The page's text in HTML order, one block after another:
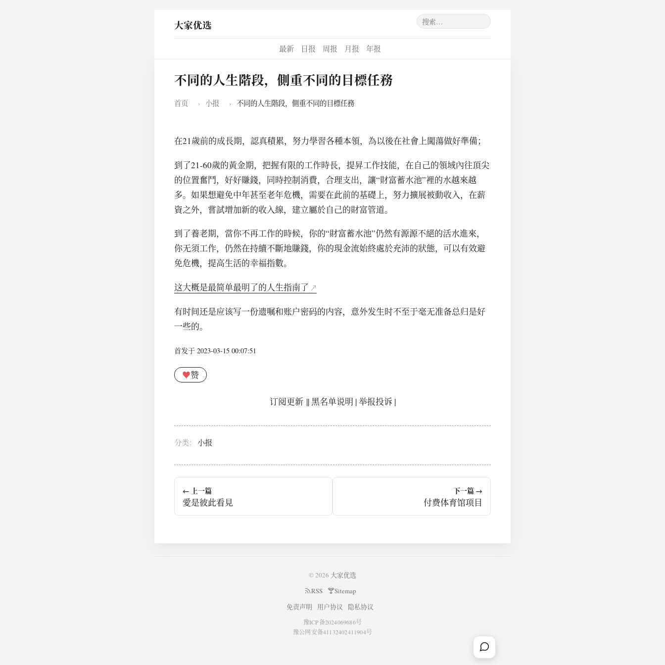
大家优选
最新 日报 周报 月报 年报
不同的人生階段，側重不同的目標任務
首页 › 小报 › 不同的人生階段，側重不同的目標任務
在21歲前的成長期，認真積累，努力學習各種本領，為以後在社會上闖蕩做好準備；
到了21-60歲的黃金期，把握有限的工作時長，提昇工作技能，在自己的領域內往頂尖
的位置奮鬥，好好賺錢，同時控制消費，合理支出，讓“財富蓄水池”裡的水越來越
多。如果想避免中年甚至老年危機，需要在此前的基礎上，努力擴展被動收入，在薪
資之外，嘗試增加新的收入線，建立屬於自己的財富管道。
到了養老期，當你不再工作的時候，你的“財富蓄水池”仍然有源源不絕的活水進來，
你无須工作，仍然在持續不斷地賺錢，你的現金流始終處於充沛的狀態，可以有效避
免危機，提高生活的幸福指數。
这大概是最简单最明了的人生指南了
有时间还是应该写一份遗嘱和账户密码的内容，意外发生时不至于毫无准备总归是好
一些的。
首发于 2023-03-15 00:07:51
♥赞
订阅更新||黑名单说明 |举报投诉 |
分类： 小报
← 上一篇
愛是彼此看見
下一篇 →
付费体育馆项目
© 2026 大家优选
RSS
Sitemap
免责声明
用户协议 隐私协议
豫ICP备2024069686号
豫公网安备41132402411904号